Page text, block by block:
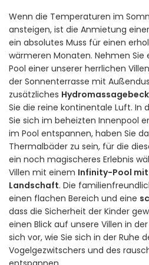
Wenn die Temperaturen im
ansteigen, ist die Anmietung
ein absolutes Muss für einen
wärmeren Monaten. Nehmen Sie
Pool einer unserer herrlichen
der Sonnenterrasse mit
zusätzliches
Sie die reine kontinentale Luft. In
Sie sich im beheizten Innenpool
im Pool entspannen, haben Sie
Thermalbäder zu sein, für die
ein noch magischeres Erlebnis
Villen mit einem Infinity-Pool
Landschaft. Die
einen flachen Bereich und eine
dass die Sicherheit der Kinder
einen Blick auf unsere Villen in
sich vor, wie Sie sich in der Ruhe
Vogelgezwitschers und des